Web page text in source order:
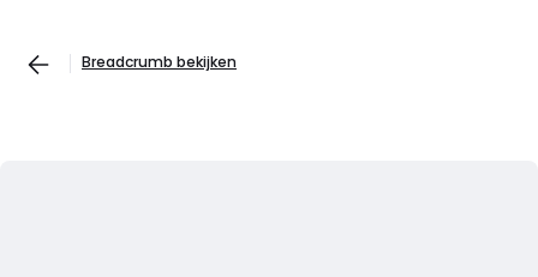
Breadcrumb bekijken